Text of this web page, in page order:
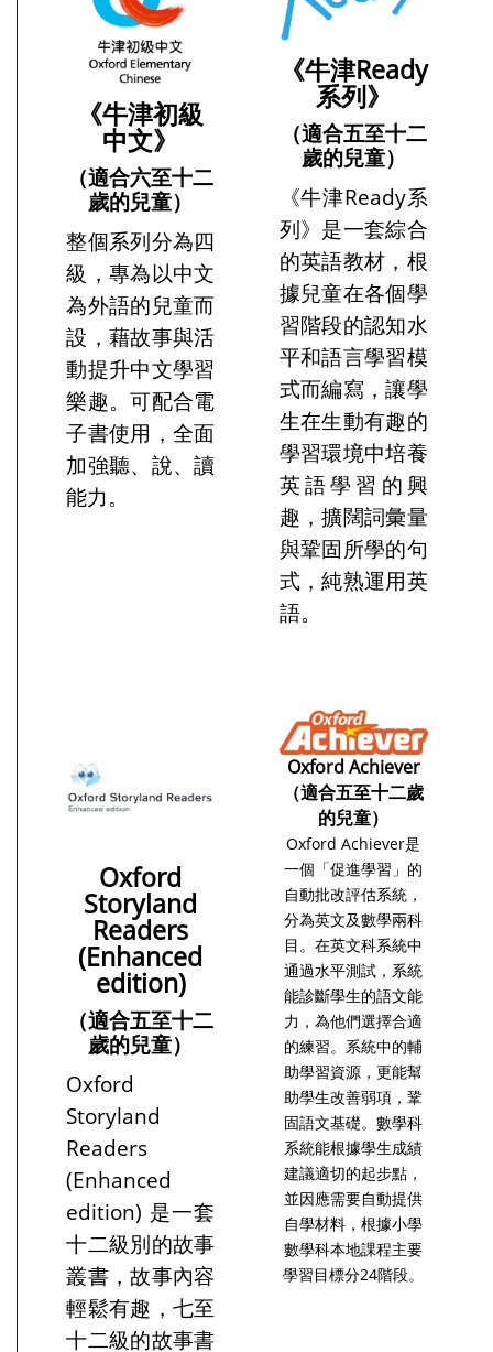
《牛津初級
中文》
（適合六至十二
歲的兒童）
整個系列分為四
級，專為以中文
為外語的兒童而
設，藉故事與活
動提升中文學習
樂趣。可配合電
子書使用，全面
加強聽、說、讀
能力。
《牛津Ready
系列》
（適合五至十二
歲的兒童）
《牛津Ready系
列》是一套綜合
的英語教材，根
據兒童在各個學
習階段的認知水
平和語言學習模
式而編寫，讓學
生在生動有趣的
學習環境中培養
英語學習的興
趣，擴闊詞彙量
與鞏固所學的句
式，純熟運用英
語。
Oxford
Storyland
Readers
(Enhanced
edition)
（適合五至十二
歲的兒童）
Oxford
Storyland
Readers
(Enhanced
edition) 是一套
十二級別的故事
叢書，故事內容
輕鬆有趣，七至
十二級的故事書
Oxford Achiever
（適合五至十二歲
的兒童）
Oxford Achiever是
一個「促進學習」的
自動批改評估系統，
分為英文及數學兩科
目。在英文科系統中
通過水平測試，系統
能診斷學生的語文能
力，為他們選擇合適
的練習。系統中的輔
助學習資源，更能幫
助學生改善弱項，鞏
固語文基礎。數學科
系統能根據學生成績
建議適切的起步點，
並因應需要自動提供
自學材料，根據小學
數學科本地課程主要
學習目標分24階段。